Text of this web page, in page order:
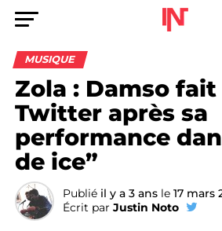
MUSIQUE
Zola : Damso
Twitter après sa
performance
de ice”
Publié il y a 3 ans le 17 mars
Écrit par Justin Noto